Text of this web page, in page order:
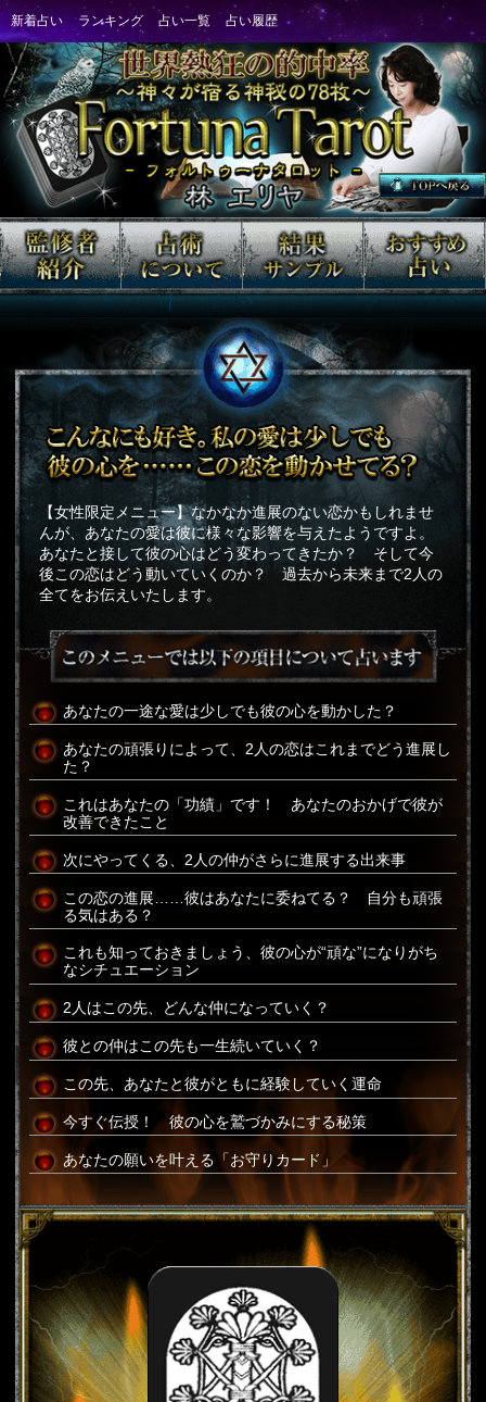
【女性限定メニュー】なかなか進展のない恋かもしれませ
んが、あなたの愛は彼に様々な影響を与えたようですよ。
あなたと接して彼の心はどう変わってきたか？ そして今
後この恋はどう動いていくのか？ 過去から未来まで2人の
全てをお伝えいたします。
あなたの一途な愛は少しでも彼の心を動かした？
あなたの頑張りによって、2人の恋はこれまでどう進展し
た？
これはあなたの「功績」です！ あなたのおかげで彼が
改善できたこと
次にやってくる、2人の仲がさらに進展する出来事
この恋の進展……彼はあなたに委ねてる？ 自分も頑張
る気はある？
これも知っておきましょう、彼の心が“頑な”になりがち
なシチュエーション
2人はこの先、どんな仲になっていく？
彼との仲はこの先も一生続いていく？
この先、あなたと彼がともに経験していく運命
今すぐ伝授！ 彼の心を鷲づかみにする秘策
あなたの願いを叶える「お守りカード」